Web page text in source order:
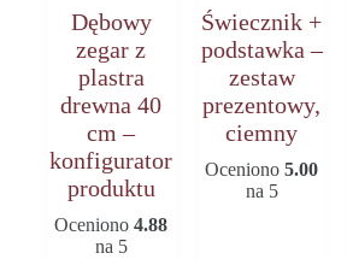
Dębowy
zegar z
plastra
drewna 40
cm –
konfigurator
produktu
Oceniono4.88
na 5
Świecznik +
podstawka –
zestaw
prezentowy,
ciemny
Oceniono5.00
na 5